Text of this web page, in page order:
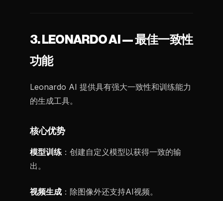
3. LEONARDO AI — 最佳一致性
功能
Leonardo AI 提供具有强大一致性和训练能力
的生成工具。
核心优势
模型训练 ：创建自定义模型以获得一致的输
出。
视频生成 ：除图像外还支持AI视频。